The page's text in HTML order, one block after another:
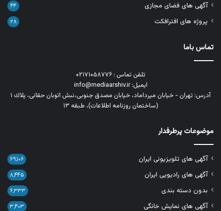
آگهی های فضای مجازی ۴۴
پروژه های افترافکت ۲۸
تماس باما
تلفن تماس : ۰۲۱۷۱۰۵۸۷۷۶
ایمیل: info@mediaarshiv.ir
آدرس: تهران - خیابان میرداماد، خیابان مصدق جنوبی،نبش اتوبان حقانی، پلاك ١
(ساختمان روزنامه اطلاعات)، طبقه ۱۳
موضوعات پرطرفدار
آگهی های تلویزیونی ایران ۶۹,۱۰۶
آگهی های رادیویی ایران ۸,۴۴۵
بدون دسته بندی ۶,۳۳۳
آگهی های نمایش خانگی ۳,۴۰۳